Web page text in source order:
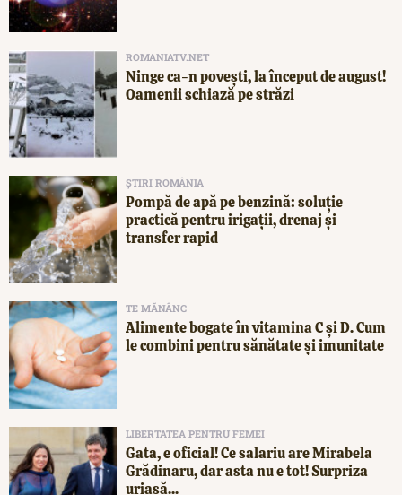
ROMANIATV.NET
Ninge ca-n povești, la început de august!
Oamenii schiază pe străzi
ȘTIRI ROMÂNIA
Pompă de apă pe benzină: soluție
practică pentru irigații, drenaj și
transfer rapid
TE MĂNÂNC
Alimente bogate în vitamina C și D. Cum
le combini pentru sănătate și imunitate
LIBERTATEA PENTRU FEMEI
Gata, e oficial! Ce salariu are Mirabela
Grădinaru, dar asta nu e tot! Surpriza
uriașă...